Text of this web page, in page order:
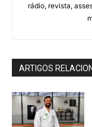
rádio, revista,
ARTIGOS